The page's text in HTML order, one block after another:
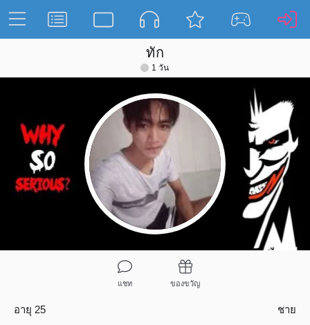
ทัก
1 วัน
แชท ของขวัญ
อายุ 25
ชาย